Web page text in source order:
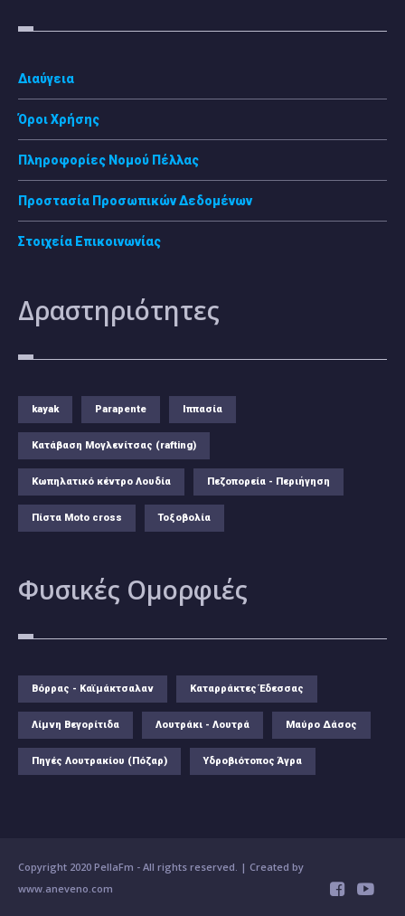
Διαύγεια
Όροι Χρήσης
Πληροφορίες Νομού Πέλλας
Προστασία Προσωπικών Δεδομένων
Στοιχεία Επικοινωνίας
Δραστηριότητες
kayak Parapente Ιππασία
Κατάβαση Μογλενίτσας (rafting)
Κωπηλατικό κέντρο Λουδία Πεζοπορεία - Περιήγηση
Πίστα Moto cross Τοξοβολία
Φυσικές Ομορφιές
Βόρρας - Καϊμάκτσαλαν Καταρράκτες Έδεσσας
Λίμνη Βεγορίτιδα Λουτράκι - Λουτρά Μαύρο Δάσος
Πηγές Λουτρακίου (Πόζαρ) Υδροβιότοπος Άγρα
Copyright 2020 PellaFm - All rights reserved. | Created by
www.aneveno.com
 